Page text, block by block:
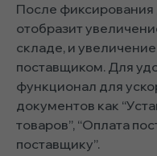
После фиксирования
отобразит
складе, и
поставщиком. Для
функционал для
документов как
товаров”, “Оплата
поставщику”.